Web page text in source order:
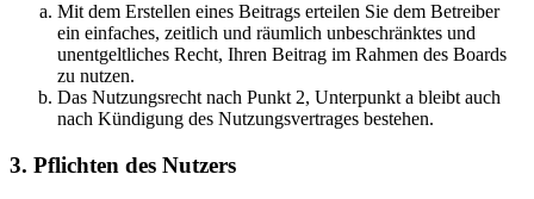
Mit dem Erstellen eines Beitrags erteilen Sie dem Betreiber
ein einfaches, zeitlich und räumlich unbeschränktes und
unentgeltliches Recht, Ihren Beitrag im Rahmen des Boards
zu nutzen.
Das Nutzungsrecht nach Punkt 2, Unterpunkt a bleibt auch
nach Kündigung des Nutzungsvertrages bestehen.
3. Pflichten des Nutzers